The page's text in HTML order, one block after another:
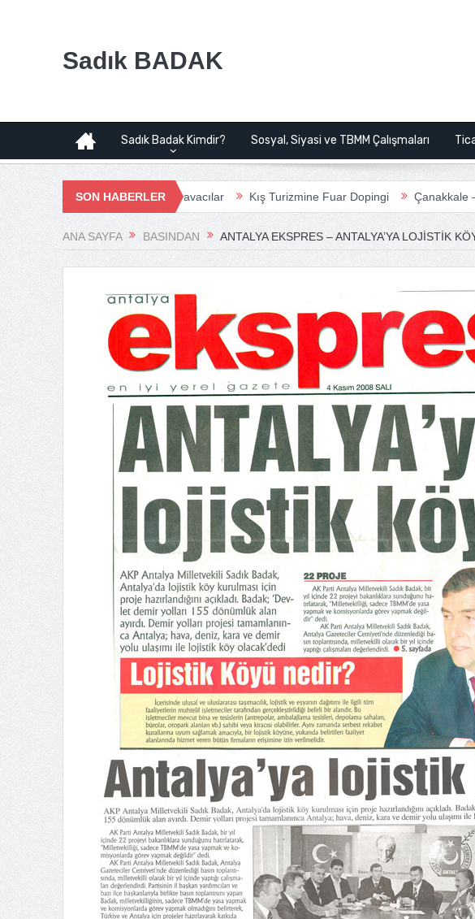
Sadık BADAK
Sadık Badak Kimdir? Sosyal, Siyasi ve TBMM Çalışmaları
SON HABERLER
| Bağımsız Havacılar Kış Turizmine Fuar Dopingi Çanakkale – Ağrı Anadolu
ANA SAYFA BASINDAN ANTALYA EKSPRES – ANTALYA’YA LOJISTIK